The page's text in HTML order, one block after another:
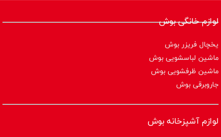
لوازم خانگی بوش
یخچال فریزر بوش
ماشین لباسشویی بوش
ماشین ظرفشویی بوش
جاروبرقی بوش
لوازم آشپزخانه بوش